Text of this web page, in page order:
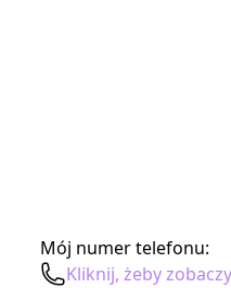
Mój numer telefonu:
Kliknij, żeby